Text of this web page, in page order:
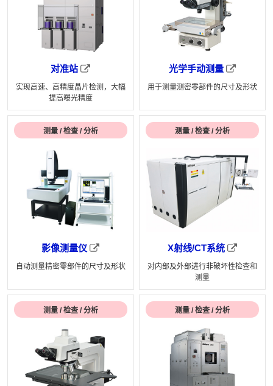
对准站
实现高速、高精度晶片检测，大幅
提高曝光精度
光学手动测量
用于测量测密零部件的尺寸及形状
测量 / 检查 / 分析
影像测量仪
自动测量精密零部件的尺寸及形状
测量 / 检查 / 分析
X射线/CT系统
对内部及外部进行非破坏性检查和
测量
测量 / 检查 / 分析 测量 / 检查 / 分析